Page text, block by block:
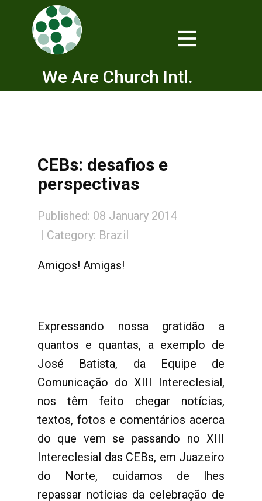
We Are Church Intl.
CEBs: desafios e
perspectivas
Published: 08 January 2014
Category: Brazil
Amigos! Amigas!
Expressando nossa gratidão a
quantos e quantas, a exemplo de
José Batista, da Equipe de
Comunicação do XIII Intereclesial,
nos têm feito chegar notícias,
textos, fotos e comentários acerca
do que vem se passando no XIII
Intereclesial das CEBs, em Juazeiro
do Norte, cuidamos de lhes
repassar notícias da celebração de